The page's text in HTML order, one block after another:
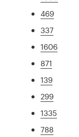
469
337
1606
871
139
299
1335
788